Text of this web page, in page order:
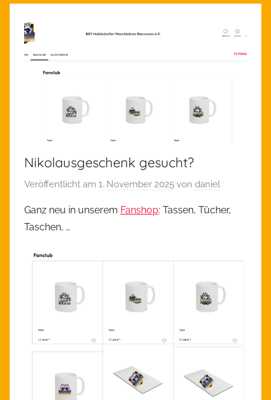
Nikolausgeschenk gesucht?
Veröffentlicht am 1. November 2025 von daniel
Ganz neu in unserem Fanshop: Tassen, Tücher,
Taschen, …